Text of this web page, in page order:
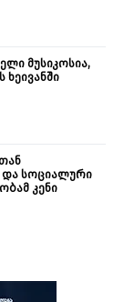
მუსიკოსია,
სოციალური
კენი